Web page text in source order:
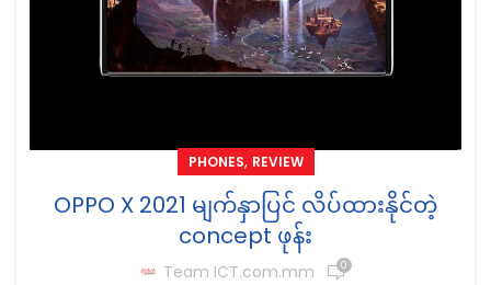
PHONES, REVIEW
OPPO X 2021 မျက်နှာပြင် လိပ်ထားနိုင်တဲ့
concept ဖုန်း
Team ICT.com.mm 0